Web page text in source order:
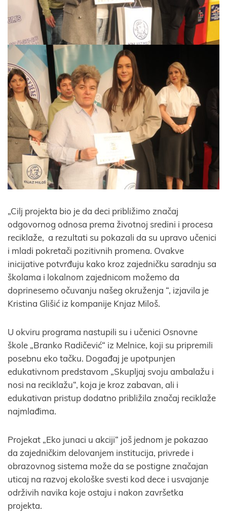
„Cilj projekta bio je da deci približimo značaj
odgovornog odnosa prema životnoj sredini i procesa
reciklaže, a rezultati su pokazali da su upravo učenici
i mladi pokretači pozitivnih promena. Ovakve
inicijative potvrđuju kako kroz zajedničku saradnju sa
školama i lokalnom zajednicom možemo da
doprinesemo očuvanju našeg okruženja “, izjavila je
Kristina Glišić iz kompanije Knjaz Miloš.
U okviru programa nastupili su i učenici Osnovne
škole „Branko Radičević“ iz Melnice, koji su pripremili
posebnu eko tačku. Događaj je upotpunjen
edukativnom predstavom „Skupljaj svoju ambalažu i
nosi na reciklažu“, koja je kroz zabavan, ali i
edukativan pristup dodatno približila značaj reciklaže
najmlađima.
Projekat „Eko junaci u akciji“ još jednom je pokazao
da zajedničkim delovanjem institucija, privrede i
obrazovnog sistema može da se postigne značajan
uticaj na razvoj ekološke svesti kod dece i usvajanje
održivih navika koje ostaju i nakon završetka
projekta.